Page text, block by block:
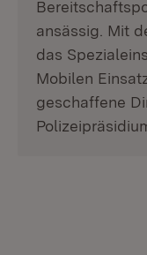
ansässig. Mit
das
Mobilen
geschaffene